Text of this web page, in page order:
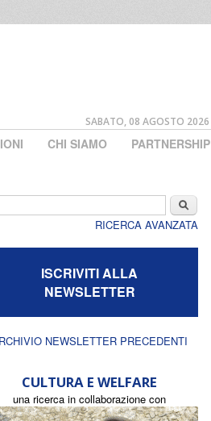
SABATO, 08 AGOSTO 2026
CHI SIAMO PARTNERSHIP
Cerca
RICERCA AVANZATA
ISCRIVITI ALLA
NEWSLETTER
NEWSLETTER PRECEDENTI
CULTURA E WELFARE
una ricerca in collaborazione con